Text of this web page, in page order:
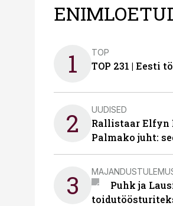
1 TOP
TOP 231 | Eesti
2 UUDISED
Rallistaar Elfyn
Palmako juht:
3
Puhk ja